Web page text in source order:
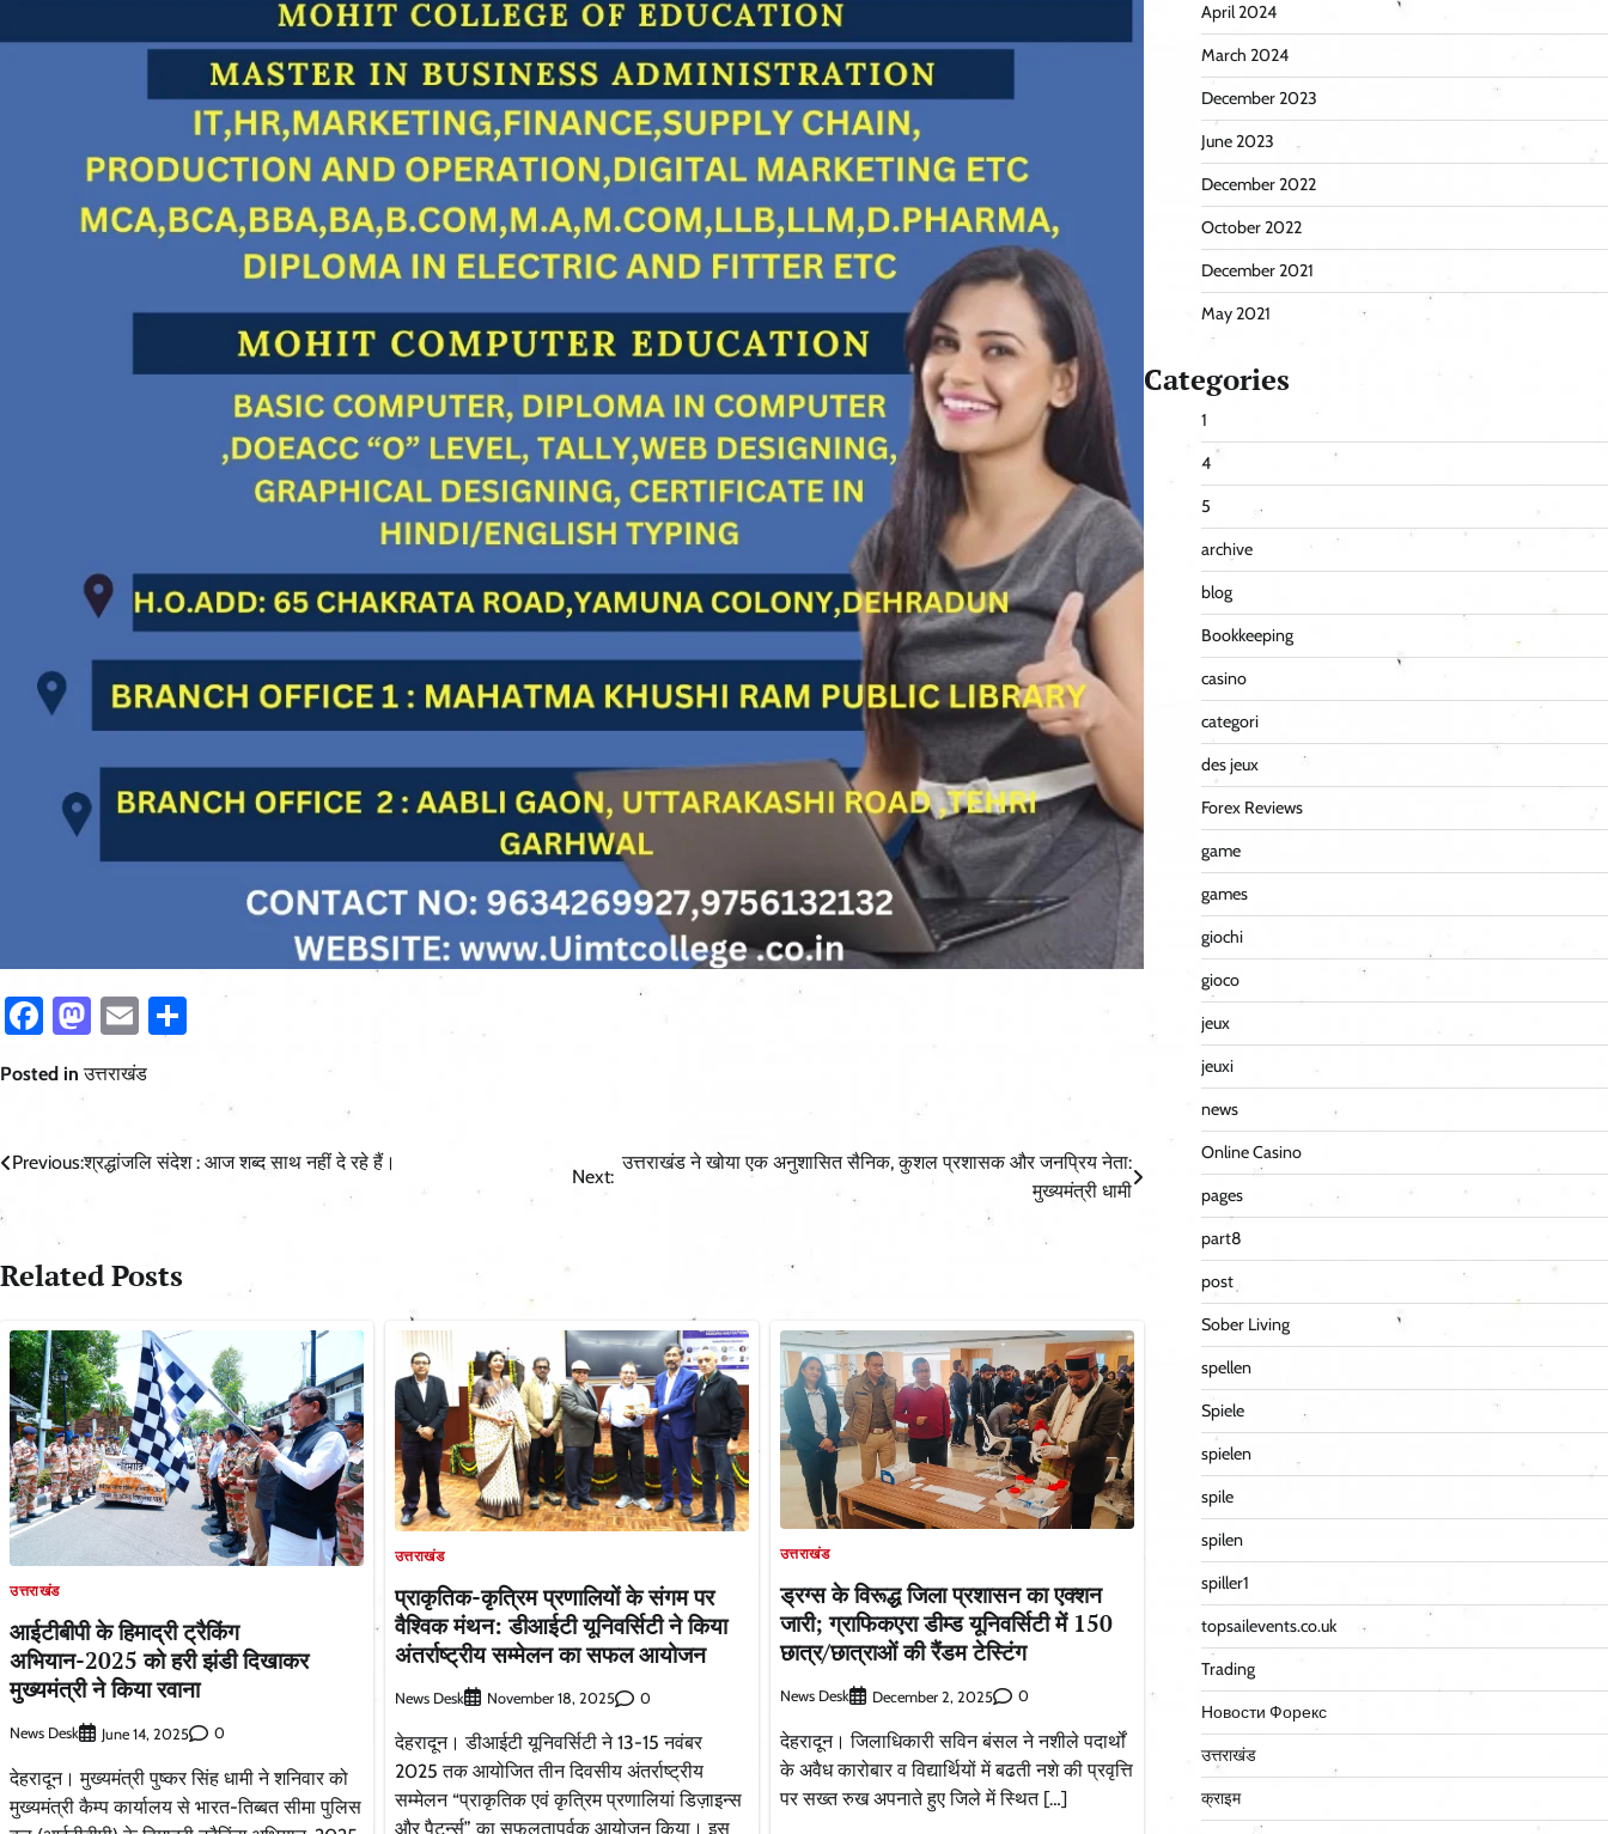
Facebook
Mastodon
Email
Posted inउत्तराखंड
Post
navigation
Previous:श्रद्धांजलि संदेश : आज शब्द साथ नहीं दे रहे हैं।
Next:
उत्तराखंड ने खोया एक अनुशासित सैनिक, कुशल प्रशासक और जनप्रिय नेता:
मुख्यमंत्री धामी
Related Posts
उत्तराखंड
आईटीबीपी के हिमाद्री ट्रैकिंग
अभियान-2025 को हरी झंडी दिखाकर
मुख्यमंत्री ने किया रवाना
News Desk June 14, 2025 0
देहरादून। मुख्यमंत्री पुष्कर सिंह धामी ने शनिवार को
मुख्यमंत्री कैम्प कार्यालय से भारत-तिब्बत सीमा पुलिस
उत्तराखंड
प्राकृतिक-कृत्रिम प्रणालियों के संगम पर
वैश्विक मंथन: डीआईटी यूनिवर्सिटी ने किया
अंतर्राष्ट्रीय सम्मेलन का सफल आयोजन
News Desk November 18, 2025 0
देहरादून। डीआईटी यूनिवर्सिटी ने 13-15 नवंबर
2025 तक आयोजित तीन दिवसीय अंतर्राष्ट्रीय
सम्मेलन “प्राकृतिक एवं कृत्रिम प्रणालियां डिज़ाइन्स
और पैटर्न्स” का सफलतापूर्वक आयोजन किया। इस
उत्तराखंड
ड्रग्स के विरूद्ध जिला प्रशासन का एक्शन
जारी; ग्राफिकएरा डीम्ड यूनिवर्सिटी में 150
छात्र/छात्राओं की रैंडम टेस्टिंग
News Desk December 2, 2025 0
देहरादून। जिलाधिकारी सविन बंसल ने नशीले पदार्थों
के अवैध कारोबार व विद्यार्थियों में बढती नशे की प्रवृत्ति
पर सख्त रुख अपनाते हुए जिले में स्थित […]
April 2024
March 2024
December 2023
June 2023
December 2022
October 2022
December 2021
May 2021
Categories
1
4
5
archive
blog
Bookkeeping
casino
categori
des jeux
Forex Reviews
game
games
giochi
gioco
jeux
jeuxi
news
Online Casino
pages
part8
post
Sober Living
spellen
Spiele
spielen
spile
spilen
spiller1
topsailevents.co.uk
Trading
Новости Форекс
उत्तराखंड
क्राइम